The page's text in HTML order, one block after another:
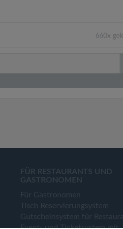
660x
FÜR RESTAURANTS UND
GASTRONOMEN
Für Gastronomen
Tisch Reservierungsystem
Gutscheinsystem für